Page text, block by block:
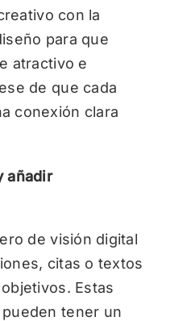
con la
para que
atractivo e
de que cada
conexión clara
añadir
de visión digital
citas o textos
Estas
tener un